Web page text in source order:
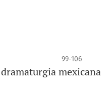
99-106
mexicana